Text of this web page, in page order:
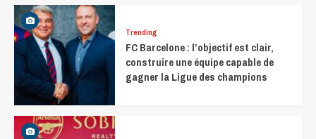
Trending
FC Barcelone : l’objectif est clair,
construire une équipe capable de
gagner la Ligue des champions